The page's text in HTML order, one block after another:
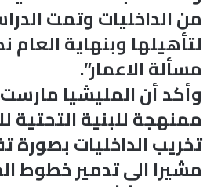
من الداخليات وتمت
لتأهيلها وبنهاية العام
مسألة الاعمار”.
وأكد أن المليشيا
ممنهجة للبنية التحتية
تخريب الداخليات بصورة
مشيرا الى تدمير خطوط